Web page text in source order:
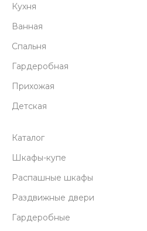
Кухня
Ванная
Спальня
Гардеробная
Прихожая
Детская
Каталог
Шкафы-купе
Распашные шкафы
Раздвижные двери
Гардеробные